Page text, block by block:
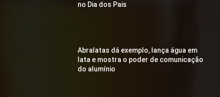
no Dia dos Pais
Abralatas dá exemplo, lança água em
lata e mostra o poder de comunicação
do alumínio